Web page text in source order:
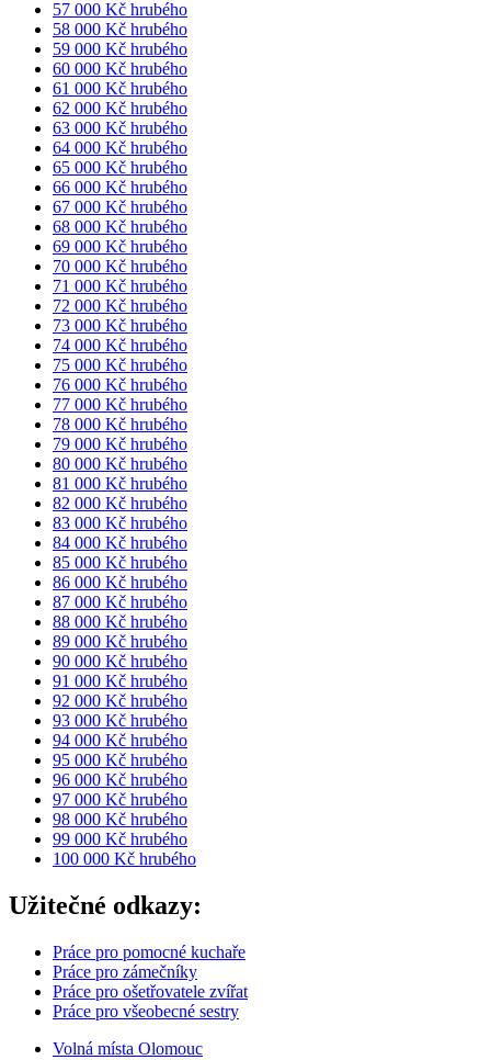
57 000 Kč hrubého
58 000 Kč hrubého
59 000 Kč hrubého
60 000 Kč hrubého
61 000 Kč hrubého
62 000 Kč hrubého
63 000 Kč hrubého
64 000 Kč hrubého
65 000 Kč hrubého
66 000 Kč hrubého
67 000 Kč hrubého
68 000 Kč hrubého
69 000 Kč hrubého
70 000 Kč hrubého
71 000 Kč hrubého
72 000 Kč hrubého
73 000 Kč hrubého
74 000 Kč hrubého
75 000 Kč hrubého
76 000 Kč hrubého
77 000 Kč hrubého
78 000 Kč hrubého
79 000 Kč hrubého
80 000 Kč hrubého
81 000 Kč hrubého
82 000 Kč hrubého
83 000 Kč hrubého
84 000 Kč hrubého
85 000 Kč hrubého
86 000 Kč hrubého
87 000 Kč hrubého
88 000 Kč hrubého
89 000 Kč hrubého
90 000 Kč hrubého
91 000 Kč hrubého
92 000 Kč hrubého
93 000 Kč hrubého
94 000 Kč hrubého
95 000 Kč hrubého
96 000 Kč hrubého
97 000 Kč hrubého
98 000 Kč hrubého
99 000 Kč hrubého
100 000 Kč hrubého
Užitečné odkazy:
Práce pro pomocné kuchaře
Práce pro zámečníky
Práce pro ošetřovatele zvířat
Práce pro všeobecné sestry
Volná místa Olomouc